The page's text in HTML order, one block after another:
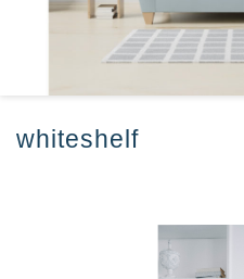
whiteshelf